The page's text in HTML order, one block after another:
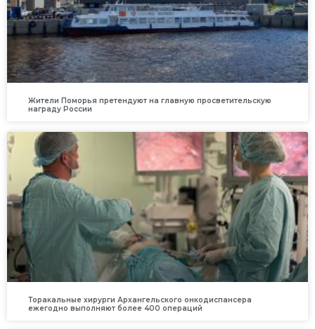
Жители Поморья претендуют на главную просветительскую
награду России
Торакальные хирурги Архангельского онкодиспансера
ежегодно выполняют более 400 операций